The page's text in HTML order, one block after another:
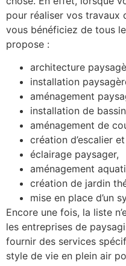
pour réaliser vos travaux
vous bénéficiez de tous
propose :
architecture
installation
aménagement
installation de
aménagement de
création d’escalier
éclairage paysager,
aménagement
création de jardin
mise en place d’un
Encore une fois, la liste
les entreprises de
fournir des services
style de vie en plein air